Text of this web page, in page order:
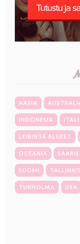
AASIA
INDONESIA
LEIRINTÄ ALUEET
OCEANIA
SUOMI TALLINK/
TUKHOLMA USA